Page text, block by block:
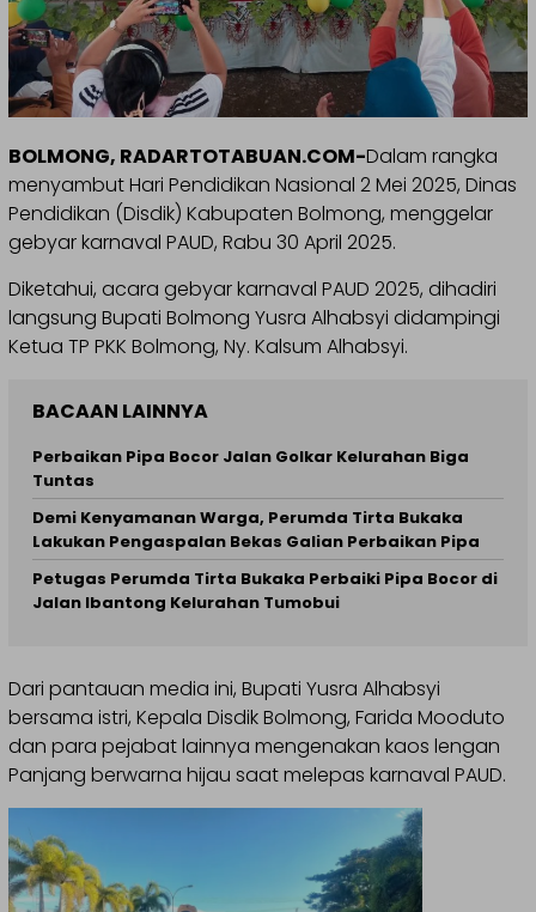
BOLMONG, RADARTOTABUAN.COM-Dalam rangka
menyambut Hari Pendidikan Nasional 2 Mei 2025, Dinas
Pendidikan (Disdik) Kabupaten Bolmong, menggelar
gebyar karnaval PAUD, Rabu 30 April 2025.
Diketahui, acara gebyar karnaval PAUD 2025, dihadiri
langsung Bupati Bolmong Yusra Alhabsyi didampingi
Ketua TP PKK Bolmong, Ny. Kalsum Alhabsyi.
BACAAN LAINNYA
Perbaikan Pipa Bocor Jalan Golkar Kelurahan Biga
Tuntas
Demi Kenyamanan Warga, Perumda Tirta Bukaka
Lakukan Pengaspalan Bekas Galian Perbaikan Pipa
Petugas Perumda Tirta Bukaka Perbaiki Pipa Bocor di
Jalan Ibantong Kelurahan Tumobui
Dari pantauan media ini, Bupati Yusra Alhabsyi
bersama istri, Kepala Disdik Bolmong, Farida Mooduto
dan para pejabat lainnya mengenakan kaos lengan
Panjang berwarna hijau saat melepas karnaval PAUD.